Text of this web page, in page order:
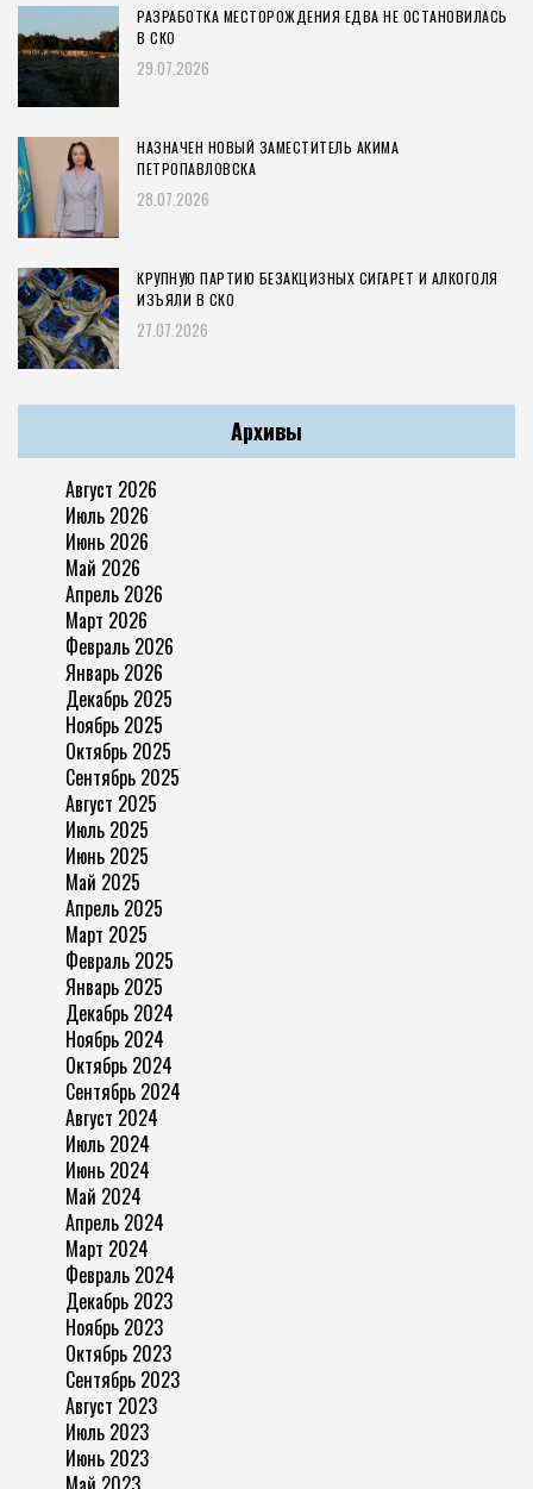
РАЗРАБОТКА МЕСТОРОЖДЕНИЯ ЕДВА НЕ ОСТАНОВИЛАСЬ
В СКО
29.07.2026
НАЗНАЧЕН НОВЫЙ ЗАМЕСТИТЕЛЬ АКИМА
ПЕТРОПАВЛОВСКА
28.07.2026
КРУПНУЮ ПАРТИЮ БЕЗАКЦИЗНЫХ СИГАРЕТ И АЛКОГОЛЯ
ИЗЪЯЛИ В СКО
27.07.2026
Архивы
Август 2026
Июль 2026
Июнь 2026
Май 2026
Апрель 2026
Март 2026
Февраль 2026
Январь 2026
Декабрь 2025
Ноябрь 2025
Октябрь 2025
Сентябрь 2025
Август 2025
Июль 2025
Июнь 2025
Май 2025
Апрель 2025
Март 2025
Февраль 2025
Январь 2025
Декабрь 2024
Ноябрь 2024
Октябрь 2024
Сентябрь 2024
Август 2024
Июль 2024
Июнь 2024
Май 2024
Апрель 2024
Март 2024
Февраль 2024
Декабрь 2023
Ноябрь 2023
Октябрь 2023
Сентябрь 2023
Август 2023
Июль 2023
Июнь 2023